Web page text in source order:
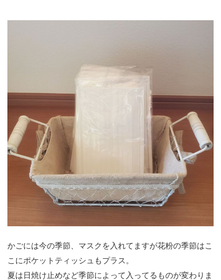
かごには今の季節、マスクを入れてますが花粉の季節はこ
こにポケットティッシュもプラス。
夏は日焼け止めなど季節によって入ってるものが変わりま